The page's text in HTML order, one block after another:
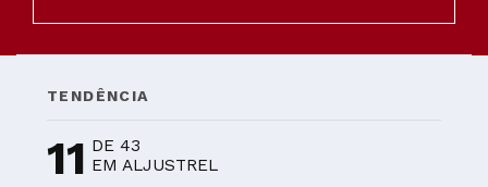
TENDÊNCIA
11 DE 43
EM ALJUSTREL